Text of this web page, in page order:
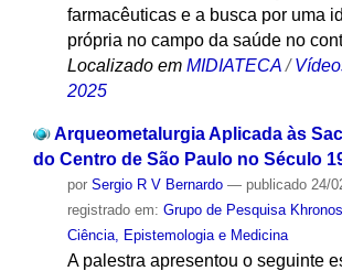
farmacêuticas e a busca por uma
própria no campo da saúde no
Localizado em MIDIATECA /
2025
Arqueometalurgia Aplicada às
do Centro de São Paulo no Século
por Sergio R V Bernardo — publicado24/
registrado em: Grupo de Pesquisa
Ciência, Epistemologia e Medicina
A palestra apresentou o seguinte